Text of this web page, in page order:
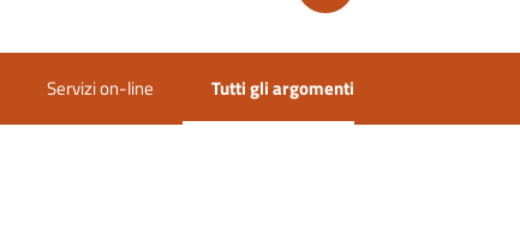
Servizi on-line Tutti gli argomenti
Menu selezionato